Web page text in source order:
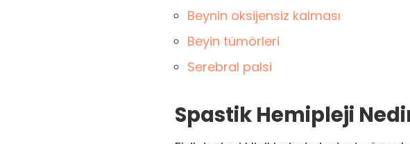
Beynin oksijensiz kalması
Beyin tümörleri
Serebral palsi
Spastik Hemipleji